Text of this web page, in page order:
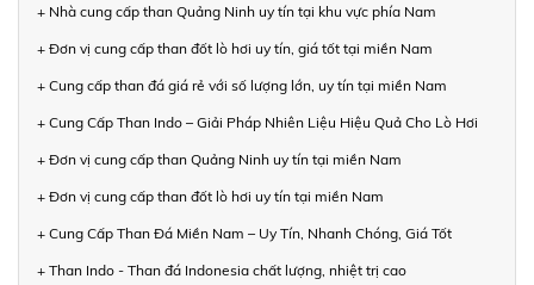
+ Nhà cung cấp than Quảng Ninh uy tín tại khu vực phía Nam
+ Đơn vị cung cấp than đốt lò hơi uy tín, giá tốt tại miền Nam
+ Cung cấp than đá giá rẻ với số lượng lớn, uy tín tại miền Nam
+ Cung Cấp Than Indo – Giải Pháp Nhiên Liệu Hiệu Quả Cho Lò Hơi
+ Đơn vị cung cấp than Quảng Ninh uy tín tại miền Nam
+ Đơn vị cung cấp than đốt lò hơi uy tín tại miền Nam
+ Cung Cấp Than Đá Miền Nam – Uy Tín, Nhanh Chóng, Giá Tốt
+ Than Indo - Than đá Indonesia chất lượng, nhiệt trị cao